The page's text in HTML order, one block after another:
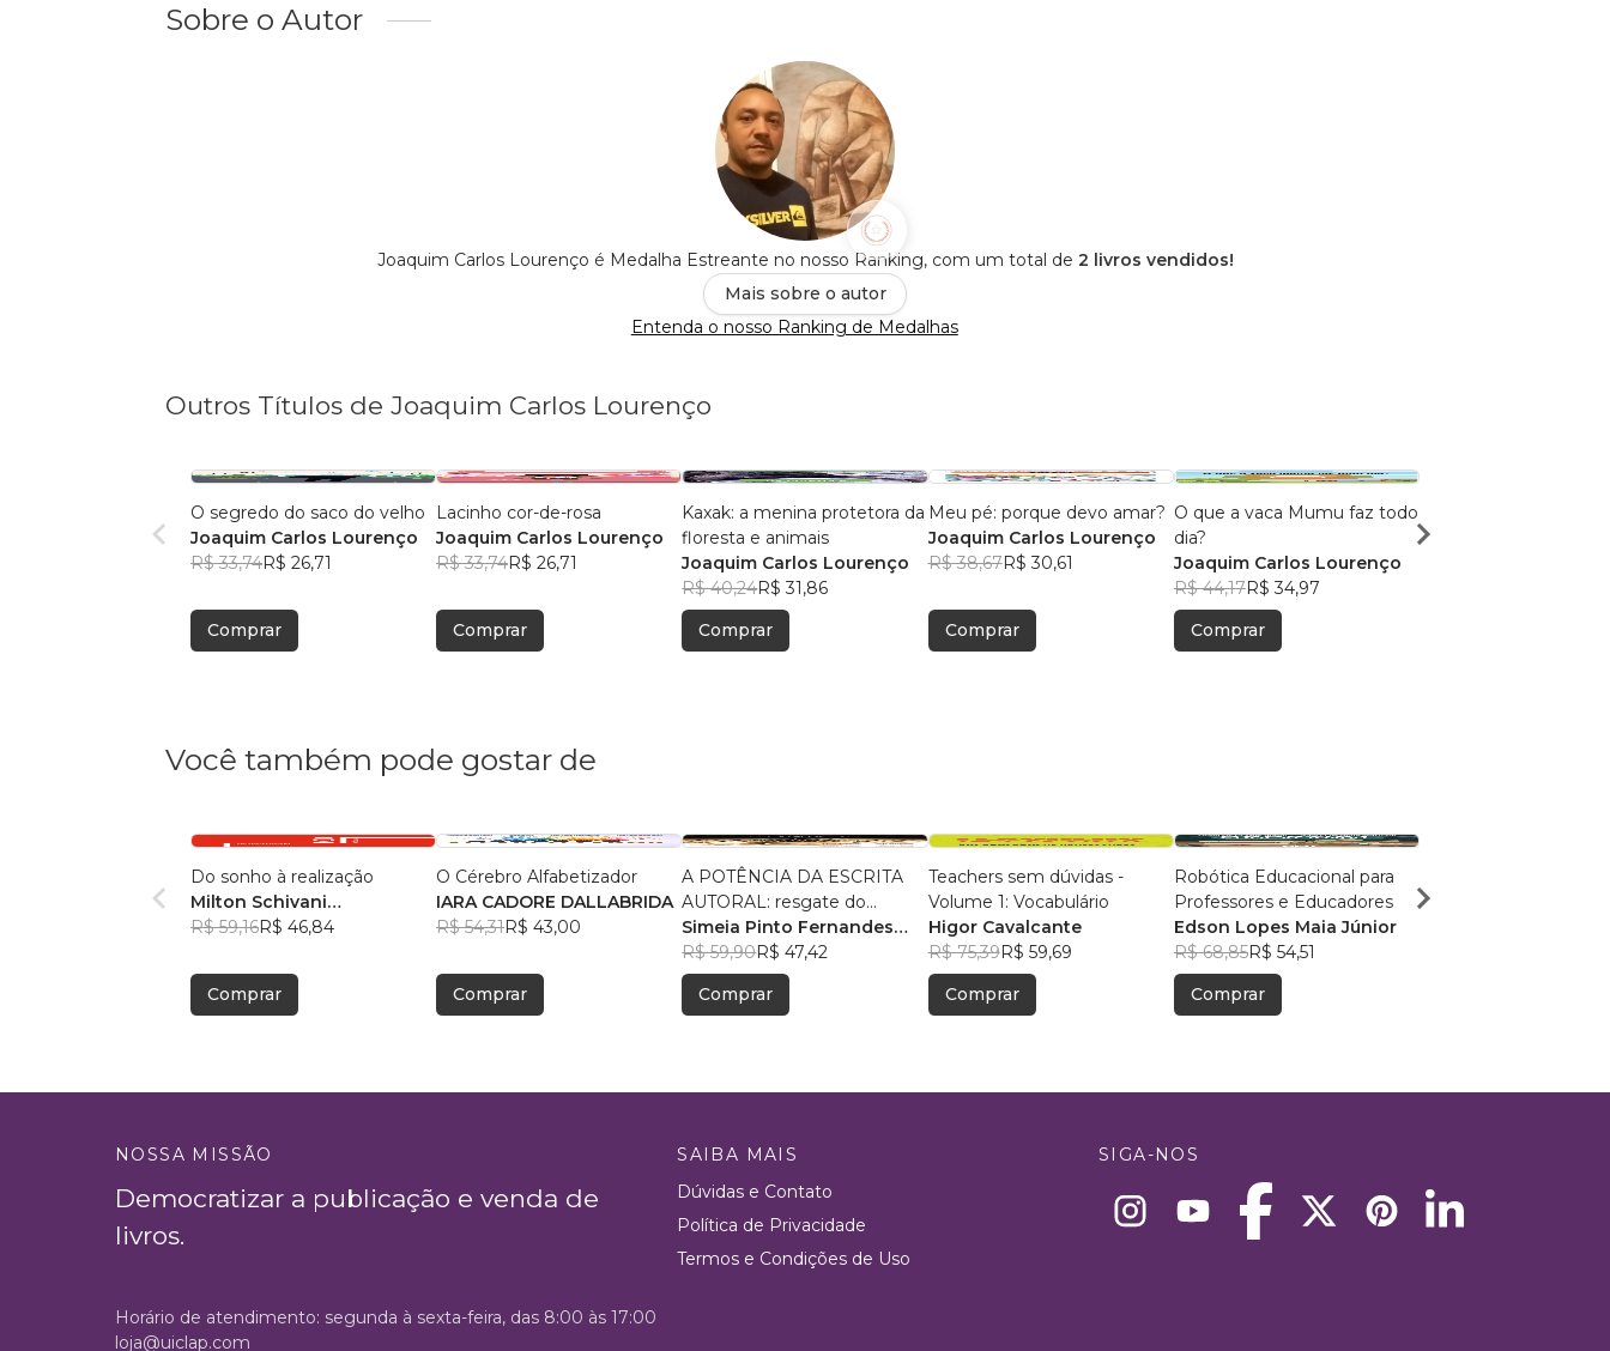
Sobre o Autor
Joaquim Carlos Lourenço é Medalha Estreante no nosso Ranking, com um total de 2 livros vendidos!
Mais sobre o autor
Entenda o nosso Ranking de Medalhas
Outros Títulos de Joaquim Carlos Lourenço
O segredo do saco do velho
Joaquim Carlos Lourenço
R$ 33,74R$ 26,71
Comprar
Lacinho cor-de-rosa
Joaquim Carlos Lourenço
R$ 33,74R$ 26,71
Comprar
Kaxak: a menina protetora da
floresta e animais
Joaquim Carlos Lourenço
R$ 40,24R$ 31,86
Comprar
Meu pé: porque devo amar?
Joaquim Carlos Lourenço
R$ 38,67R$ 30,61
Comprar
O que a vaca Mumu faz todo
dia?
Joaquim Carlos Lourenço
R$ 44,17R$ 34,97
Comprar
Joaquim Carlos
Você também pode gostar de
Do sonho à realização
Milton Schivani
(Organizador), +14
R$ 59,16R$ 46,84
Comprar
O Cérebro Alfabetizador
IARA CADORE DALLABRIDA
R$ 54,31R$ 43,00
Comprar
A POTÊNCIA DA ESCRITA
AUTORAL: resgate do
orgulho docente
Simeia Pinto Fernandes
Goularte, +23
R$ 59,90R$ 47,42
Comprar
Teachers sem dúvidas -
Volume 1: Vocabulário
Higor Cavalcante
R$ 75,39R$ 59,69
Comprar
Robótica Educacional para
Professores e Educadores
Edson Lopes Maia Júnior
R$ 68,85R$ 54,51
Comprar
André Hedlund
NOSSA MISSÃO
Democratizar a publicação e venda de
livros.
SAIBA MAIS
Dúvidas e Contato
Política de Privacidade
Termos e Condições de Uso
SIGA-NOS
Horário de atendimento: segunda à sexta-feira, das 8:00 às 17:00
loja@uiclap.com